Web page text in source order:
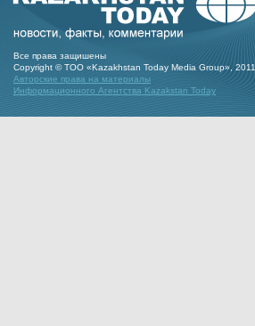
Все права защишены
Copyright © ТОО «Kazakhstan Today Media Group», 2011
Авторские права на материалы
Информационного Агентства Kazakstan Today